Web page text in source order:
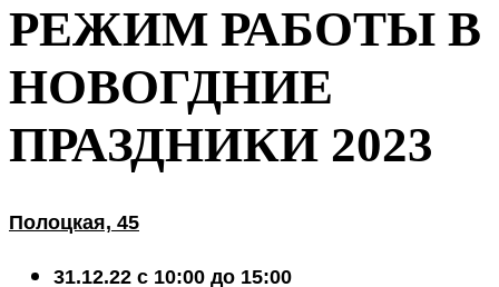
РЕЖИМ РАБОТЫ В
НОВОГДНИЕ
ПРАЗДНИКИ 2023
Полоцкая, 45
31.12.22 с 10:00 до 15:00